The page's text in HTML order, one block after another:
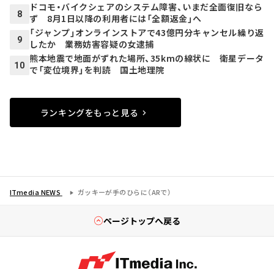
8
ドコモ・バイクシェアのシステム障害、いまだ全面復旧なら
ず 8月1日以降の利用者には「全額返金」へ
9
「ジャンプ」オンラインストアで43億円分キャンセル繰り返
したか 業務妨害容疑の女逮捕
10
熊本地震で地面がずれた場所、35kmの線状に 衛星データ
で「変位境界」を判読 国土地理院
ランキングをもっと見る
ITmedia NEWS ガッキーが手のひらに（ARで）
ページトップへ戻る